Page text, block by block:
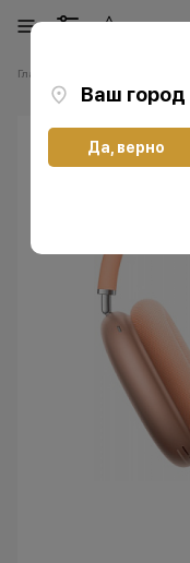
Ваш город
Да, верно
Главная